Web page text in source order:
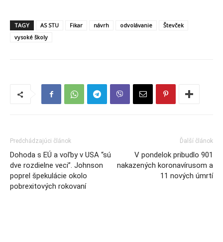
TAGY AS STU Fikar návrh odvolávanie
Števček
vysoké školy
Predchádzajúci článok
Dohoda s EÚ a voľby v USA “sú
dve rozdielne veci”. Johnson
poprel špekulácie okolo
pobrexitových rokovaní
Ďalší článok
V pondelok pribudlo 901
nakazených koronavírusom a
11 nových úmrtí